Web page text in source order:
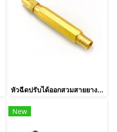
หัวฉีดปรับได้ออกสวมสายยาง 6 หุน
New